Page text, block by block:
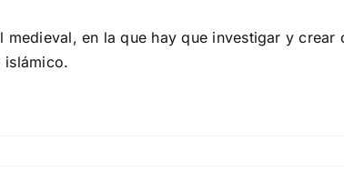
en la que hay que investigar y crear
islámico.